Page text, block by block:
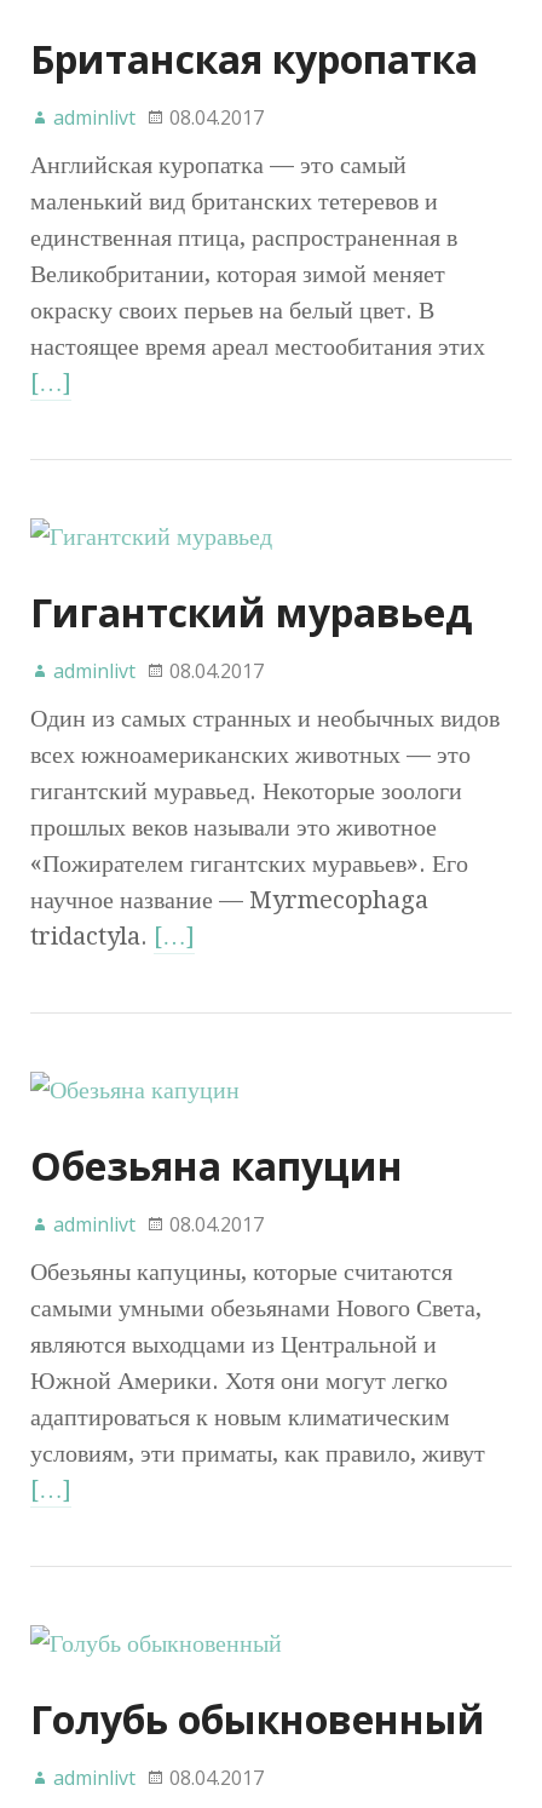
Британская куропатка
adminlivt 08.04.2017
Английская куропатка — это самый
маленький вид британских тетеревов и
единственная птица, распространенная в
Великобритании, которая зимой меняет
окраску своих перьев на белый цвет. В
настоящее время ареал местообитания этих
[…]
Гигантский муравьед
adminlivt 08.04.2017
Один из самых странных и необычных видов
всех южноамериканских животных — это
гигантский муравьед. Некоторые зоологи
прошлых веков называли это животное
«Пожирателем гигантских муравьев». Его
научное название — Myrmecophaga
tridactyla. […]
Обезьяна капуцин
adminlivt 08.04.2017
Обезьяны капуцины, которые считаются
самыми умными обезьянами Нового Света,
являются выходцами из Центральной и
Южной Америки. Хотя они могут легко
адаптироваться к новым климатическим
условиям, эти приматы, как правило, живут
[…]
Голубь обыкновенный
adminlivt 08.04.2017